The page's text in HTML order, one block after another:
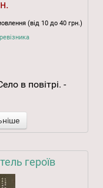
(від 10 до 40 грн.)
в повітрі. -
героїв